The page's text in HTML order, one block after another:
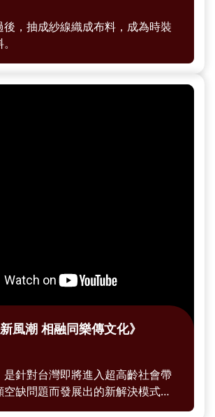
，抽成紗線織成布料，成為時裝
風潮 相融同樂傳文化》
是針對台灣即將進入超高齡社會帶
缺問題而發展出的新解決模式，
主動地進入校園、社區，和幼兒一